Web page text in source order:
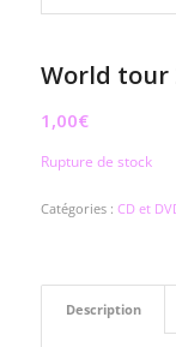
World tour
1,00€
Rupture de stock
Catégories : CD et
Description